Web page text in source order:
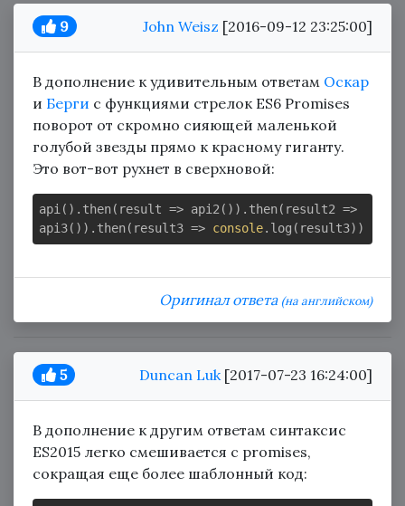
9 John Weisz [2016-09-12 23:25:00]
В дополнение к удивительным ответам Оскар
и Берги с функциями стрелок ES6 Promises
поворот от скромно сияющей маленькой
голубой звезды прямо к красному гиганту.
Это вот-вот рухнет в сверхновой:
api().then( result => api2()).then( result2 =>
api3()).then( result3 => console
Оригинал ответа (на английском)
5 Duncan Luk[2017-07-23 16:24:00]
В дополнение к другим ответам синтаксис
ES2015 легко смешивается с promises,
сокращая еще более шаблонный код: